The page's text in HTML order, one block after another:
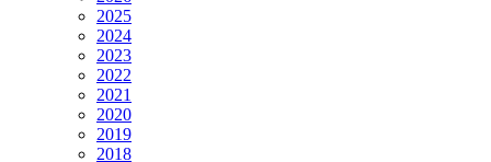
2025
2024
2023
2022
2021
2020
2019
2018